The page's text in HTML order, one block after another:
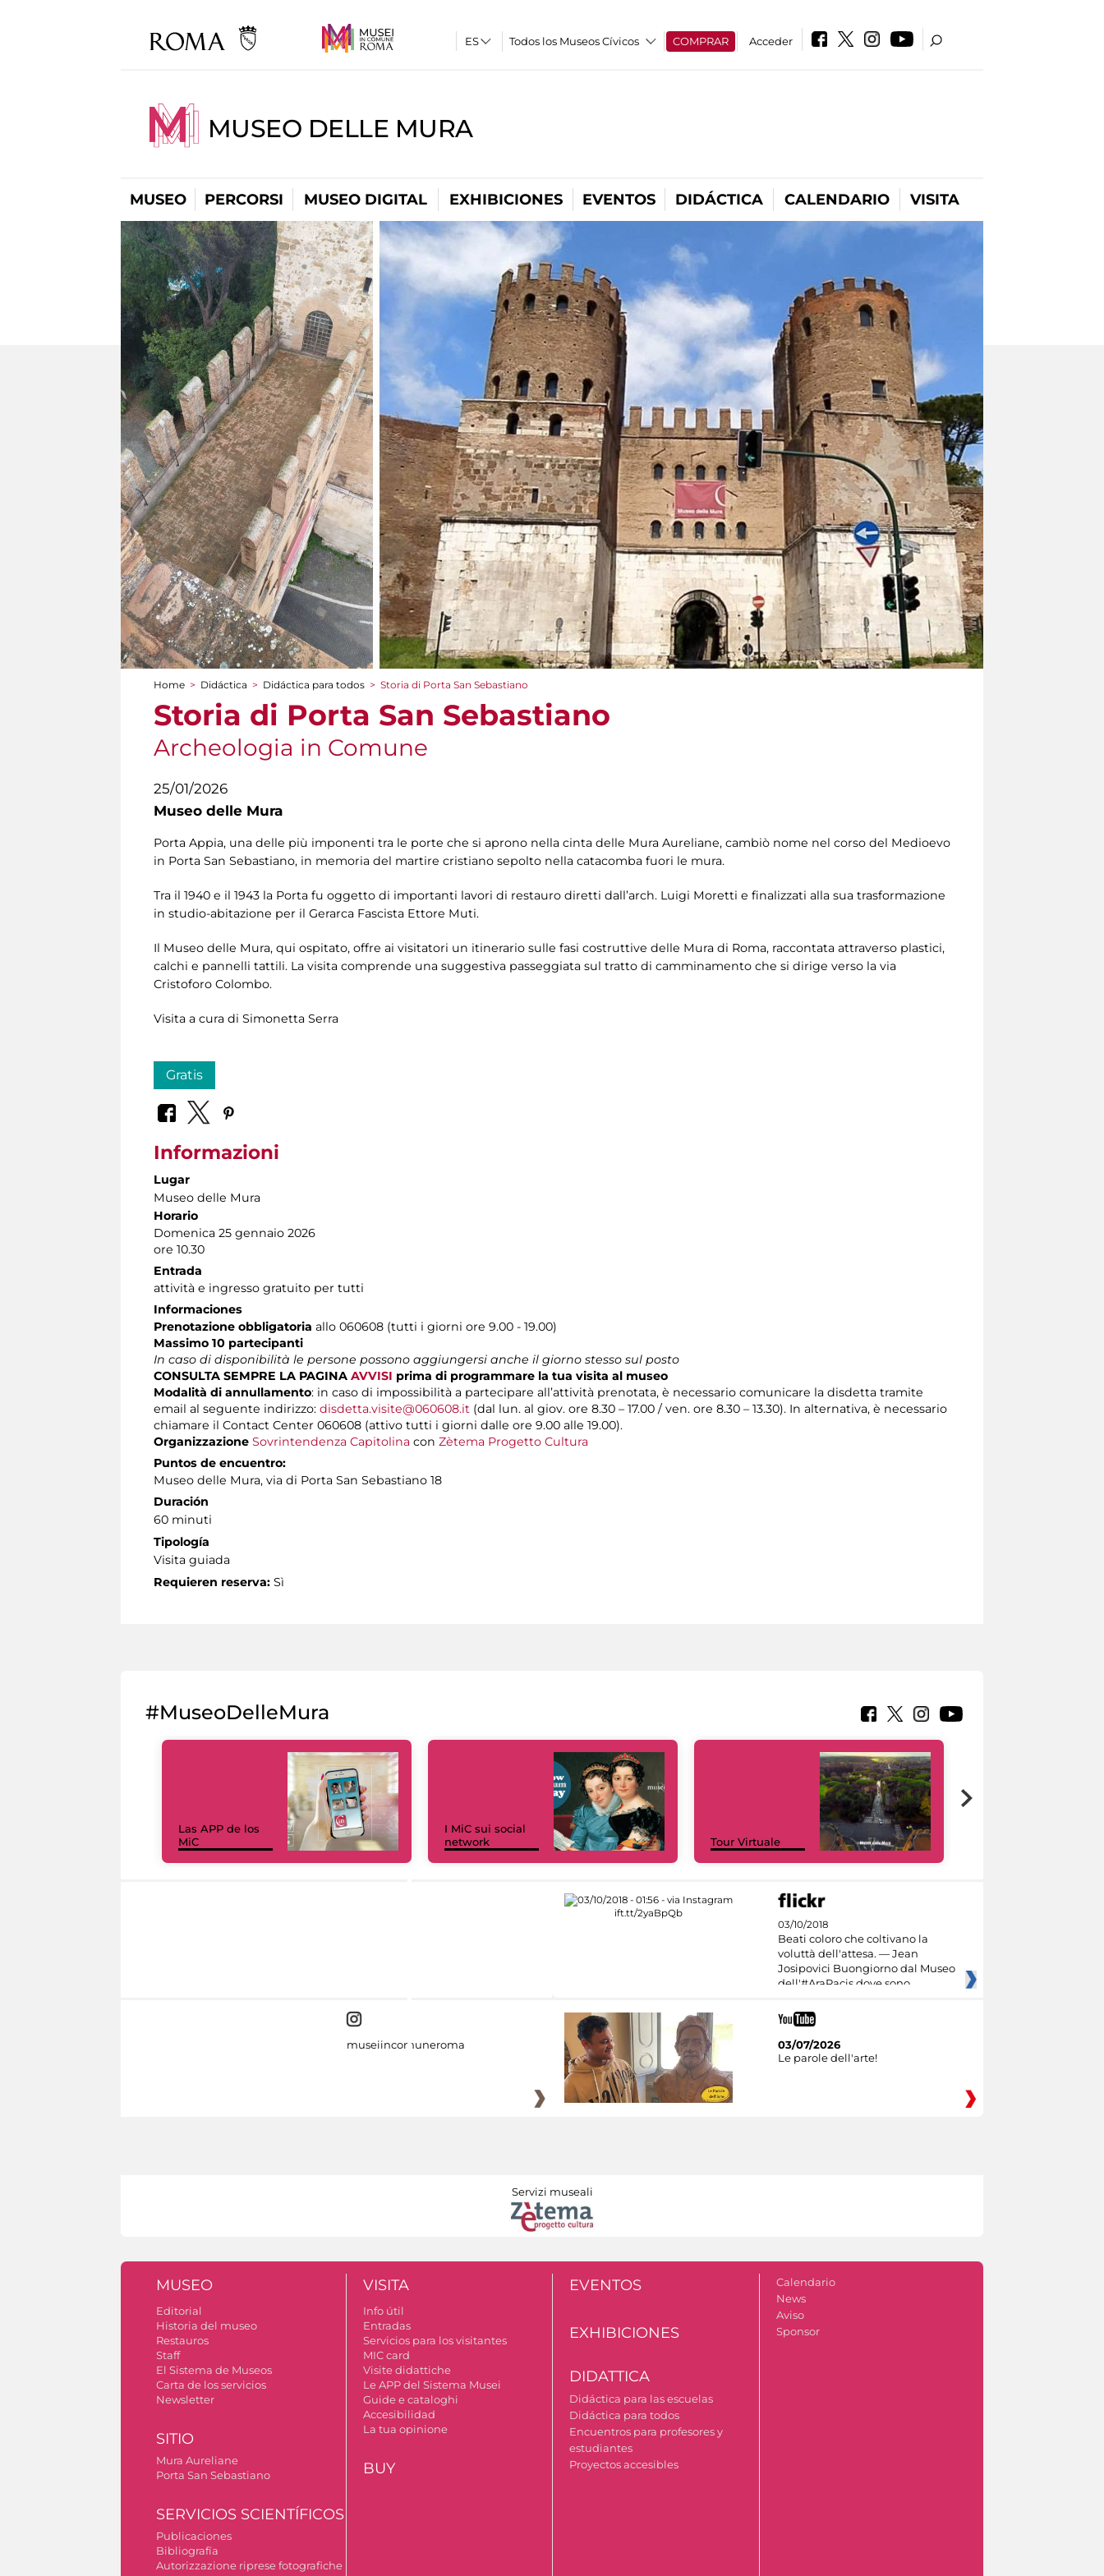
Todos los Museos Cívicos COMPRAR Acceder
MUSEO DELLE MURA
MUSEO PERCORSI MUSEO DIGITAL EXHIBICIONES EVENTOS DIDÁCTICA CALENDARIO VISITA
You are here
Home > Didáctica > Didáctica para todos > Storia di Porta San Sebastiano
Storia di Porta San Sebastiano
Archeologia in Comune
25/01/2026
Museo delle Mura
Porta Appia, una delle più imponenti tra le porte che si aprono nella cinta delle Mura Aureliane, cambiò nome nel corso del Medioevo
in Porta San Sebastiano, in memoria del martire cristiano sepolto nella catacomba fuori le mura.
Tra il 1940 e il 1943 la Porta fu oggetto di importanti lavori di restauro diretti dall’arch. Luigi Moretti e finalizzati alla sua trasformazione
in studio-abitazione per il Gerarca Fascista Ettore Muti.
Il Museo delle Mura, qui ospitato, offre ai visitatori un itinerario sulle fasi costruttive delle Mura di Roma, raccontata attraverso plastici,
calchi e pannelli tattili. La visita comprende una suggestiva passeggiata sul tratto di camminamento che si dirige verso la via
Cristoforo Colombo.
Visita a cura di Simonetta Serra
Gratis
Informazioni
Lugar
Museo delle Mura
Horario
Domenica 25 gennaio 2026
ore 10.30
Entrada
attività e ingresso gratuito per tutti
Informaciones
Prenotazione obbligatoria allo 060608 (tutti i giorni ore 9.00 - 19.00)
Massimo 10 partecipanti
In caso di disponibilità le persone possono aggiungersi anche il giorno stesso sul posto
CONSULTA SEMPRE LA PAGINA AVVISI prima di programmare la tua visita al museo
Modalità di annullamento: in caso di impossibilità a partecipare all’attività prenotata, è necessario comunicare la disdetta tramite
email al seguente indirizzo: disdetta.visite@060608.it (dal lun. al giov. ore 8.30 – 17.00 / ven. ore 8.30 – 13.30). In alternativa, è necessario
chiamare il Contact Center 060608 (attivo tutti i giorni dalle ore 9.00 alle 19.00).
Organizzazione Sovrintendenza Capitolina con Zètema Progetto Cultura
Puntos de encuentro:
Museo delle Mura, via di Porta San Sebastiano 18
Duración
60 minuti
Tipología
Visita guiada
Requieren reserva: Sì
#MuseoDelleMura
Las APP de los
MiC
I MiC sui social
network
Tour Virtuale
03/10/2018
Beati coloro che coltivano la
voluttà dell'attesa. — Jean
Josipovici Buongiorno dal Museo
dell'#AraPacis dove sono
museiincomuneroma
03/07/2026
Le parole dell'arte!
Servizi museali
MUSEO
Editorial
Historia del museo
Restauros
Staff
El Sistema de Museos
Carta de los servicios
Newsletter
SITIO
Mura Aureliane
Porta San Sebastiano
SERVICIOS SCIENTÍFICOS
Publicaciones
Bibliografía
Autorizzazione riprese fotografiche
VISITA
Info útil
Entradas
Servicios para los visitantes
MIC card
Visite didattiche
Le APP del Sistema Musei
Guide e cataloghi
Accesibilidad
La tua opinione
BUY
EVENTOS
EXHIBICIONES
DIDATTICA
Didáctica para las escuelas
Didáctica para todos
Encuentros para profesores y
estudiantes
Proyectos accesibles
Calendario
News
Aviso
Sponsor